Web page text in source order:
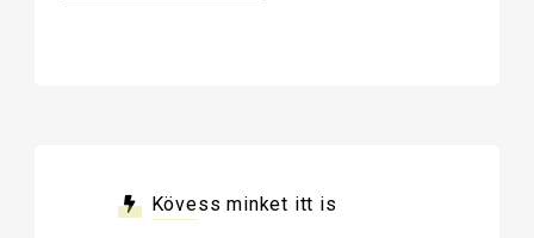
Kövess minket itt is